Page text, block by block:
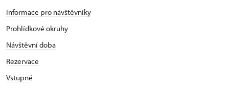
Informace pro návštěvníky
Prohlídkové okruhy
Návštěvní doba
Rezervace
Vstupné